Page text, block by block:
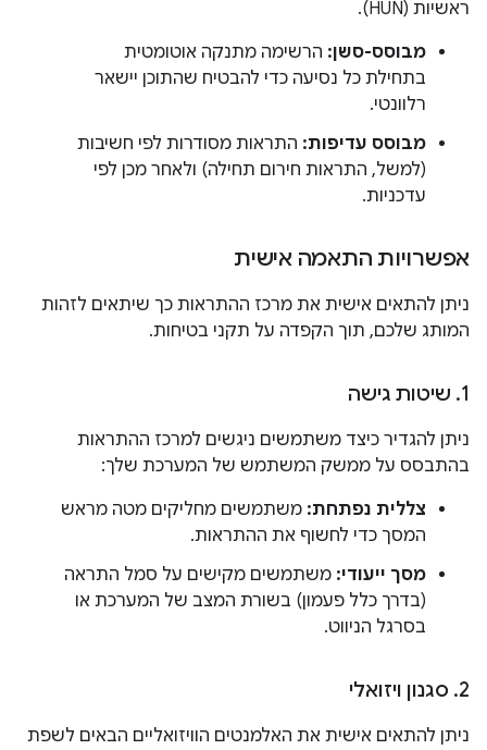
ראשיות (HUN).
מבוסס-סשן: הרשימה מתנקה אוטומטית
בתחילת כל נסיעה כדי להבטיח שהתוכן יישאר
רלוונטי.
מבוסס עדיפות: התראות מסודרות לפי חשיבות
(למשל, התראות חירום תחילה) ולאחר מכן לפי
עדכניות.
אפשרויות התאמה אישית
ניתן להתאים אישית את מרכז ההתראות כך שיתאים לזהות
המותג שלכם, תוך הקפדה על תקני בטיחות.
1
. שיטות גישה
ניתן להגדיר כיצד משתמשים ניגשים למרכז ההתראות
בהתבסס על ממשק המשתמש של המערכת שלך:
צללית נפתחת: משתמשים מחליקים מטה מראש
המסך כדי לחשוף את ההתראות.
מסך ייעודי: משתמשים מקישים על סמל התראה
(בדרך כלל פעמון) בשורת המצב של המערכת או
בסרגל הניווט.
2
. סגנון ויזואלי
ניתן להתאים אישית את האלמנטים הוויזואליים הבאים לשפת